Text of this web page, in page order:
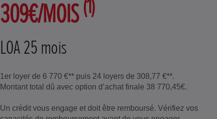
309€/MOIS(1)
LOA 25 mois
1er loyer de 6 770 €** puis 24 loyers de 308,77 €**.
Montant total dû avec option d’achat finale 38 770,45€.
Un crédit vous engage et doit être remboursé. Vérifiez vos